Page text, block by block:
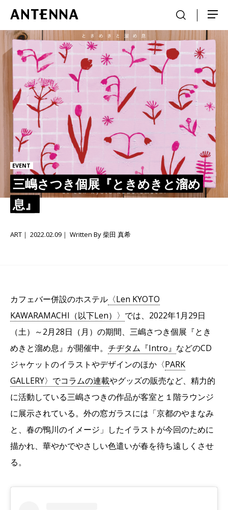
EVENT
三嶋さつき個展『ときめきと溜め
息』
ART 2022.02.09 Written By 柴田 真希
カフェバー併設のホステル 〈Len KYOTO
KAWARAMACHI（以下Len）〉 では、2022年1月29日
（土）～2月28日（月）の期間、三嶋さつき個展『とき
めきと溜め息』が開催中。 チヂタム『Intro』 などのCD
ジャケットのイラストやデザインのほか〈PARK
GALLERY〉でコラムの連載やグッズの販売など、精力的
に活動している三嶋さつきの作品が客室と１階ラウンジ
に展示されている。外の窓ガラスには「京都のやまなみ
と、春の鴨川のイメージ」したイラストが今回のために
描かれ、華やかでやさしい色遣いが春を待ち遠しくさせ
る。